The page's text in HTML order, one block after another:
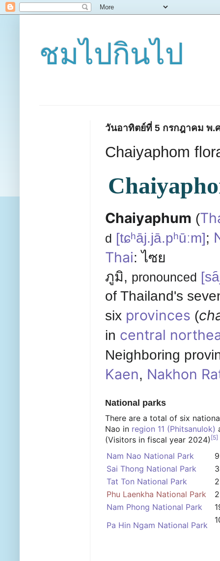
ชมไปกินไป
วันอาทิตย์ที่ 5 กรกฎาคม พ.
Chaiyaphom
Chaiyaphum (
d [tɕʰāj.jā.pʰūːm];
Thai:ไซย
ภูมิ, pronounced [
of Thailand's
six provinces (
in central
Neighboring
Kaen, Nakhon
National parks
There are a total of six
Nao in region 11 (Phitsanulok)
(Visitors in fiscal year 2024) [5]
Nam Nao National Park
Sai Thong National Park
Tat Ton National Park
Phu Laenkha National Park
Nam Phong National Park
Pa Hin Ngam National Park